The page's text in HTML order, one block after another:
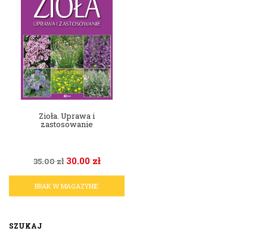
Zioła. Uprawa i
zastosowanie
35.00zł 30.00 zł
BRAK W MAGAZYNIE
SZUKAJ